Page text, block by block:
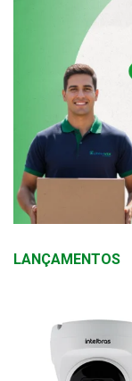
LANÇAMENTOS